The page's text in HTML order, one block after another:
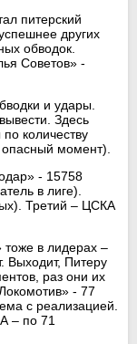
питерский
других
обводок.
Советов» -
и удары.
Здесь
количеству
момент).
- 15758
в лиге).
Третий – ЦСКА
тоже в лидерах –
Выходит, Питеру
раз они их
- 77
с реализацией.
– по 71